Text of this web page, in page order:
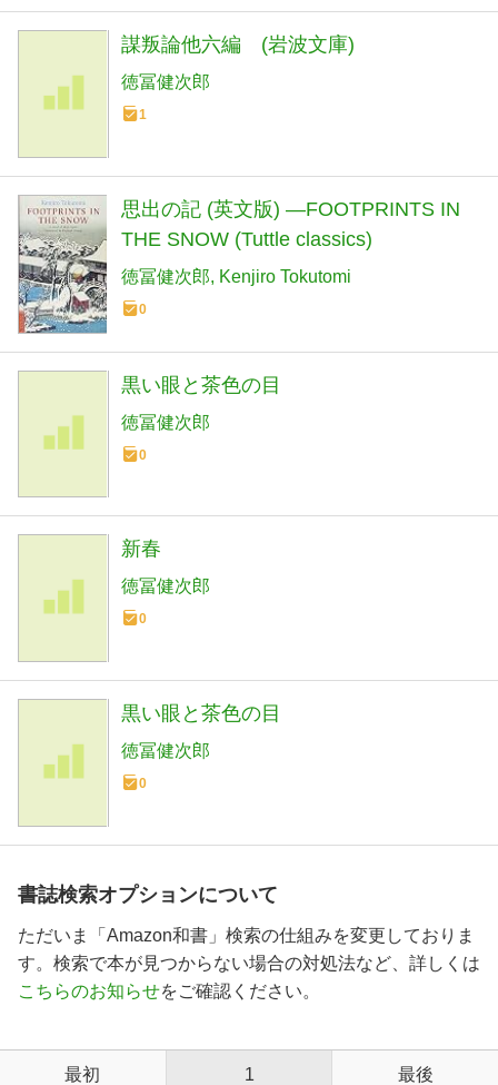
謀叛論他六編 (岩波文庫)
徳冨健次郎
1
思出の記 (英文版) ―FOOTPRINTS IN
THE SNOW (Tuttle classics)
徳冨健次郎 Kenjiro Tokutomi
0
黒い眼と茶色の目
徳冨健次郎
0
新春
徳冨健次郎
0
黒い眼と茶色の目
徳冨健次郎
0
書誌検索オプションについて
ただいま「Amazon和書」検索の仕組みを変更しておりま
す。検索で本が見つからない場合の対処法など、詳しくは
こちらのお知らせをご確認ください。
最初 1 最後